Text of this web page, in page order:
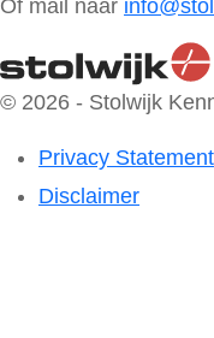
Of mail naar
© 2026 - Stolwijk
Privacy Statement
Disclaimer